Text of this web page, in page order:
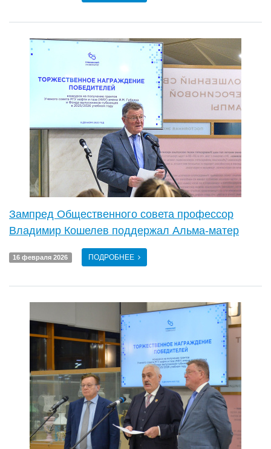
Зампред Общественного совета профессор
Владимир Кошелев поддержал Альма-матер
16 февраля 2026 ПОДРОБНЕЕ